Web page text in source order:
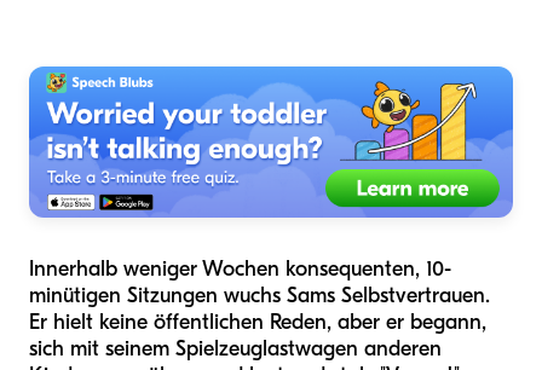
Innerhalb weniger Wochen konsequenten, 10-
minütigen Sitzungen wuchs Sams Selbstvertrauen.
Er hielt keine öffentlichen Reden, aber er begann,
sich mit seinem Spielzeuglastwagen anderen